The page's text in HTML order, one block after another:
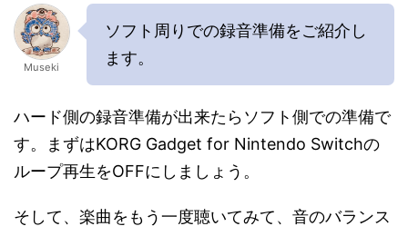
Museki
ソフト周りでの録音準備をご紹介し
ます。
ハード側の録音準備が出来たらソフト側での準備で
す。まずはKORG Gadget for Nintendo Switchの
ループ再生をOFFにしましょう。
そして、楽曲をもう一度聴いてみて、音のバランス